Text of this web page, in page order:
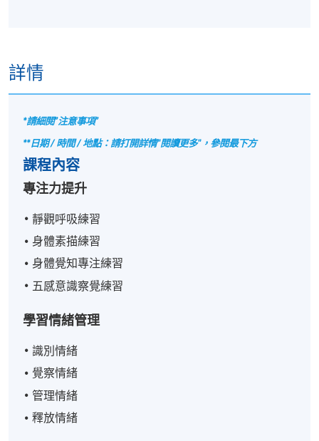
詳情
*請細閱”注意事項”
**日期 / 時間 / 地點：請打開詳情"閱讀更多"，參閱最下方
課程內容
專注力提升
靜觀呼吸練習
身體素描練習
身體覺知專注練習
五感意識察覺練習
學習情緒管理
識別情緒
覺察情緒
管理情緒
釋放情緒